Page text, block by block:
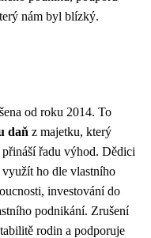
nám byl blízký.
od roku 2014. To
daň z majetku, který
řadu výhod. Dědici
ho dle vlastního
investování do
podnikání. Zrušení
rodin a podporuje